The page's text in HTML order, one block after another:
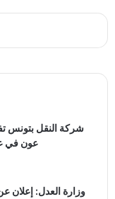
عون في
وزارة العدل: إعلان